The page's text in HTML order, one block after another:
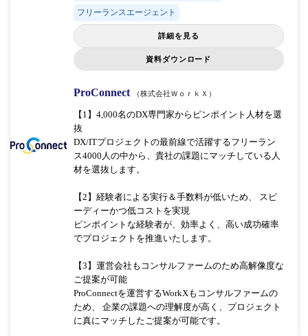
フリーランスエージェント
詳細を見る
資料ダウンロード
ProConnect （株式会社ＷｏｒｋＸ）
【1】4,000名のDX専門家からピンポイント人材を選
抜
DX/ITプロジェクトの最前線で活躍するフリーラン
ス4000人の中から、貴社の課題にマッチしている人
材を選抜します。
【2】経験者による実行＆手数料が低いため、 スピ
ーディーかつ低コストを実現
ピンポイントな経験者が、効率よく、高い成功確率
でプロジェクトを推進いたします。
【3】運営会社もコンサルファームのため高解像度な
ご提案が可能
ProConnectを運営するWorkXもコンサルファームの
ため、 企業の課題への理解度が高く、プロジェクト
に真にマッチしたご提案が可能です。